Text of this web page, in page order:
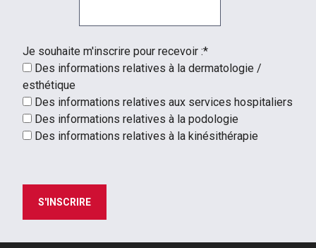
Je souhaite m'inscrire pour recevoir :*
Des informations relatives à la dermatologie /
esthétique
Des informations relatives aux services hospitaliers
Des informations relatives à la podologie
Des informations relatives à la kinésithérapie
S'INSCRIRE